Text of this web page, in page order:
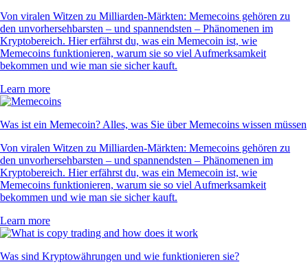
Von viralen Witzen zu Milliarden-Märkten: Memecoins gehören zu
den unvorhersehbarsten – und spannendsten – Phänomenen im
Kryptobereich. Hier erfährst du, was ein Memecoin ist, wie
Memecoins funktionieren, warum sie so viel Aufmerksamkeit
bekommen und wie man sie sicher kauft.
Learn more
Was ist ein Memecoin? Alles, was Sie über Memecoins wissen müssen
Von viralen Witzen zu Milliarden-Märkten: Memecoins gehören zu
den unvorhersehbarsten – und spannendsten – Phänomenen im
Kryptobereich. Hier erfährst du, was ein Memecoin ist, wie
Memecoins funktionieren, warum sie so viel Aufmerksamkeit
bekommen und wie man sie sicher kauft.
Learn more
Was sind Kryptowährungen und wie funktionieren sie?